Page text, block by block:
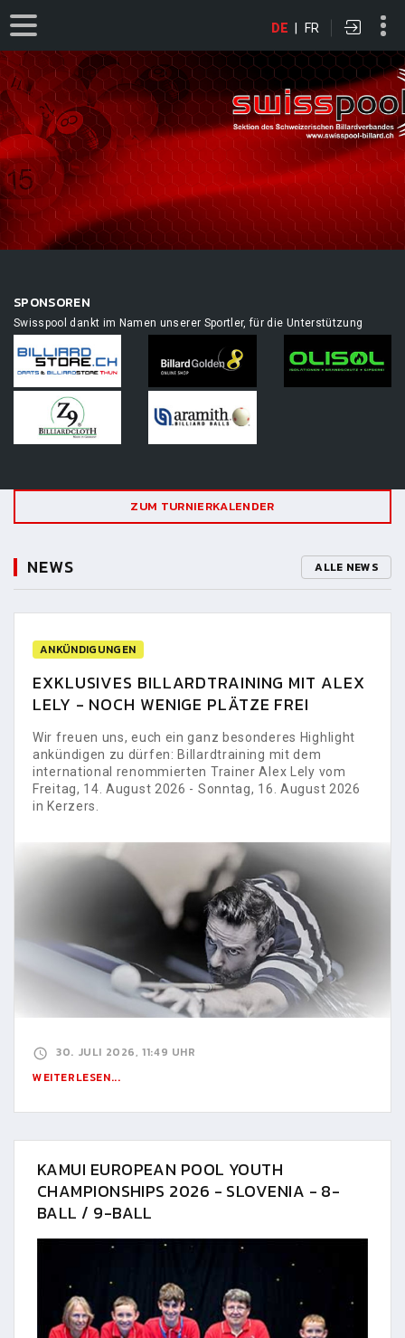
DE | FR
SPONSOREN
Swisspool dankt im Namen unserer Sportler, für die Unterstützung
ZUM TURNIERKALENDER
NEWS ALLE NEWS
ANKÜNDIGUNGEN
EXKLUSIVES BILLARDTRAINING MIT ALEX
LELY - NOCH WENIGE PLÄTZE FREI
Wir freuen uns, euch ein ganz besonderes Highlight
ankündigen zu dürfen: Billardtraining mit dem
international renommierten Trainer Alex Lely vom
Freitag, 14. August 2026 - Sonntag, 16. August 2026
in Kerzers.
30. JULI 2026, 11:49 UHR
WEITERLESEN...
KAMUI EUROPEAN POOL YOUTH
CHAMPIONSHIPS 2026 - SLOVENIA - 8-
BALL / 9-BALL